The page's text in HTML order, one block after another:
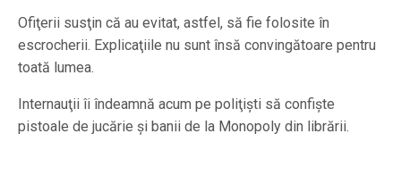
Ofiţerii susţin că au evitat, astfel, să fie folosite în
escrocherii. Explicaţiile nu sunt însă convingătoare pentru
toată lumea.
Internauţii îi îndeamnă acum pe poliţişti să confişte
pistoale de jucărie şi banii de la Monopoly din librării.